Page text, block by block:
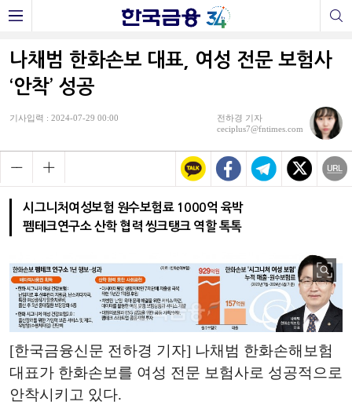
나채범 한화손보 대표, 여성 전문 보험사
‘안착’ 성공
기사입력 : 2024-07-29 00:00
전하경 기자
ceciplus7@fntimes.com
시그니처여성보험 원수보험료 1000억 육박
펨테크연구소 산학 협력 씽크탱크 역할 톡톡
[한국금융신문 전하경 기자] 나채범 한화손해보험
대표가 한화손보를 여성 전문 보험사로 성공적으로
안착시키고 있다.